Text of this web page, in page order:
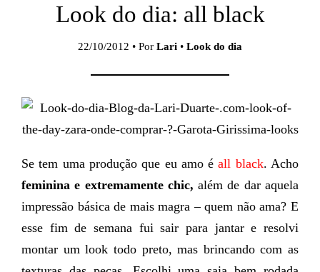
Look do dia: all black
22/10/2012 • Por Lari • Look do dia
Se tem uma produção que eu amo éall black. Acho
feminina e extremamente chic,além de dar aquela
impressão básica de mais magra – quem não ama? E
esse fim de semana fui sair para jantar e resolvi
montar um look todo preto, mas brincando com as